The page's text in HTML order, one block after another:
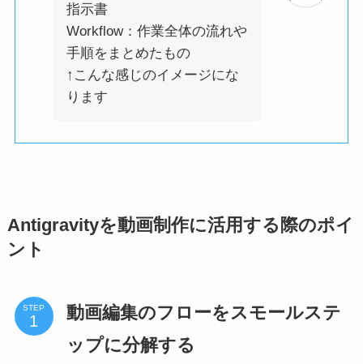
指示書
Workflow：作業全体の流れや
手順をまとめたもの
↑こんな感じのイメージにな
ります
Antigravityを動画制作に活用する際のポイ
ント
STEP
動画編集のフローをスモールステ
ップに分解する